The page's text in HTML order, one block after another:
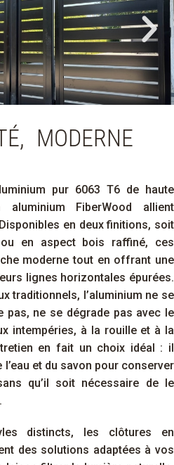
MODERNE
pur 6063 T6 de haute
aluminium FiberWood allient
en deux finitions, soit
en aspect bois raffiné, ces
moderne tout en offrant une
lignes horizontales épurées.
traditionnels, l’aluminium ne se
pas, ne se dégrade pas avec le
intempéries, à la rouille et à la
en fait un choix idéal : il
et du savon pour conserver
qu’il soit nécessaire de le
distincts, les clôtures en
des solutions adaptées à vos